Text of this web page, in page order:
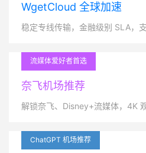
WgetCloud 全球加速
稳定专线传输，金融级别 SLA，
流媒体爱好者首选
奈飞机场推荐
解锁奈飞、Disney+流媒体，4K
ChatGPT 机场推荐